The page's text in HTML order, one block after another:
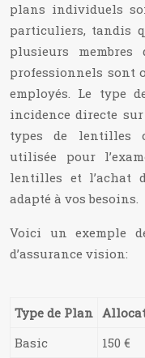
plans individuels
particuliers, tandis
plusieurs membres
professionnels sont
employés. Le type
incidence directe
types de lentilles
utilisée pour
lentilles et l’achat
adapté à vos besoins.
Voici un exemple
d’assurance vision:
Type de Plan
Basic
150 €